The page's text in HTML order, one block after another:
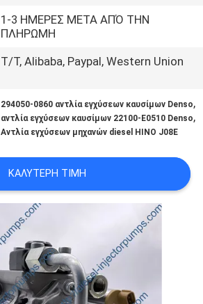
1-3 ΗΜΕΡΕΣ ΜΕΤΑ ΑΠΌ ΤΗΝ
ΠΛΗΡΩΜΗ
T/T, Alibaba, Paypal, Western Union
294050-0860 αντλία εγχύσεων καυσίμων Denso,
αντλία εγχύσεων καυσίμων 22100-E0510 Denso,
Αντλία εγχύσεων μηχανών diesel HINO J08E
ΚΑΛΎΤΕΡΗ ΤΙΜΉ